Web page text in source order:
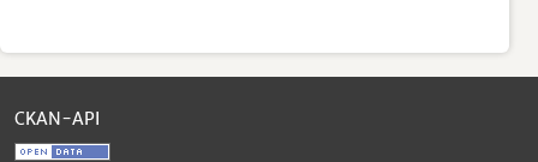
CKAN-API